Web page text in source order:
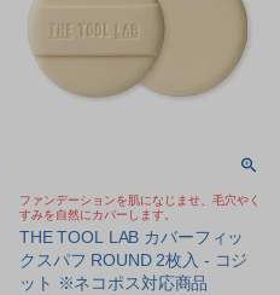
ファンデーションを肌になじませ、毛穴やく
すみを自然にカバーします。
THE TOOL LAB カバーフィッ
クスパフ ROUND 2枚入 - コジ
ット ※ネコポス対応商品